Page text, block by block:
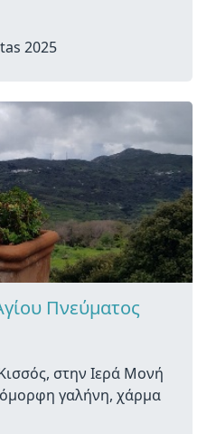
2025
Πνεύματος
στην Ιερά Μονή
γαλήνη, χάρμα